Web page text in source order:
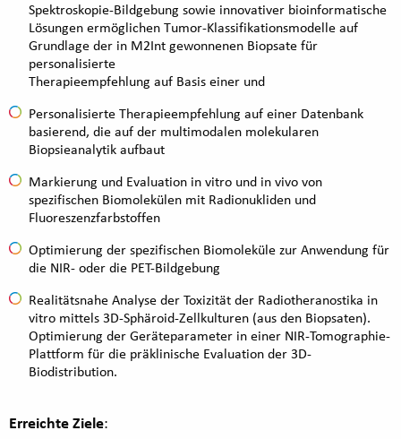
Spektroskopie-Bildgebung sowie innovativer bioinformatische
Lösungen ermöglichen Tumor-Klassifikationsmodelle auf
Grundlage der in M2Int gewonnenen Biopsate für
personalisierte
Therapieempfehlung auf Basis einer und
Personalisierte Therapieempfehlung auf einer Datenbank
basierend, die auf der multimodalen molekularen
Biopsieanalytik aufbaut
Markierung und Evaluation in vitro und in vivo von
spezifischen Biomolekülen mit Radionukliden und
Fluoreszenzfarbstoffen
Optimierung der spezifischen Biomoleküle zur Anwendung für
die NIR- oder die PET-Bildgebung
Realitätsnahe Analyse der Toxizität der Radiotheranostika in
vitro mittels 3D-Sphäroid-Zellkulturen (aus den Biopsaten).
Optimierung der Geräteparameter in einer NIR-Tomographie-
Plattform für die präklinische Evaluation der 3D-
Biodistribution.
Erreichte Ziele: